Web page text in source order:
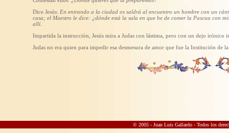
Dice Jesús: En entrando a la ciudad os saldrá al encuentro un hombre con un
casa; el Maestro le dice: ¿dónde está la sala en que he de comer la Pascua con
allí.
Impartida la instrucción, Jesús mira a Judas con lástima, pero con un dejo irónico
Judas no era quien para impedir esa desmesura de amor que fue la Institución de
© 2005 - Juan Luis Gallardo - Todos los